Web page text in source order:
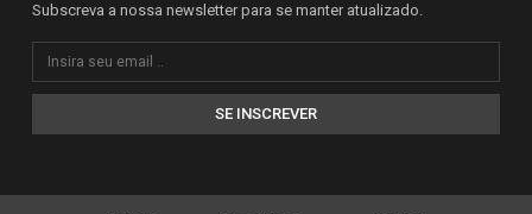
Subscreva a nossa newsletter para se manter atualizado.
SE INSCREVER